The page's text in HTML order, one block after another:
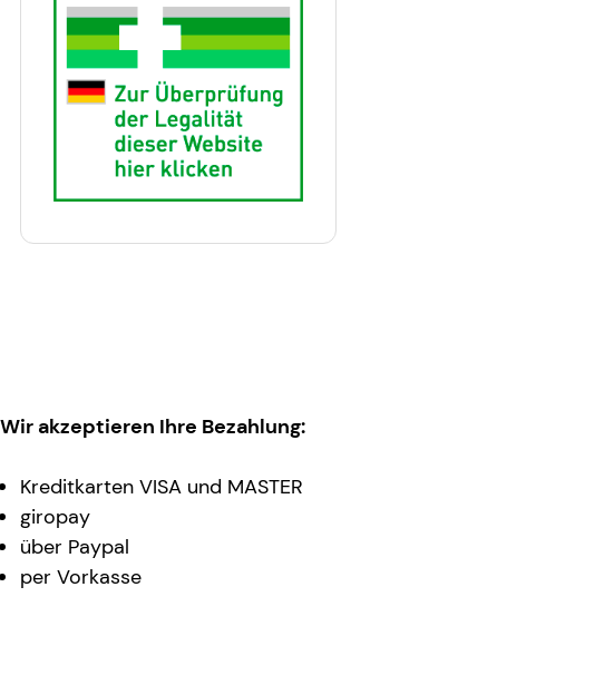
Wir akzeptieren Ihre Bezahlung:
Kreditkarten VISA und MASTER
giropay
über Paypal
per Vorkasse